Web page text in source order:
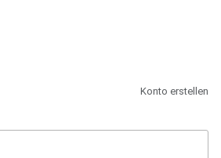
Konto erstellen